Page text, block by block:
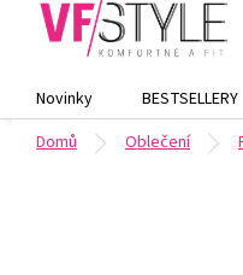
Novinky BESTSELLERY
Domů
Oblečení